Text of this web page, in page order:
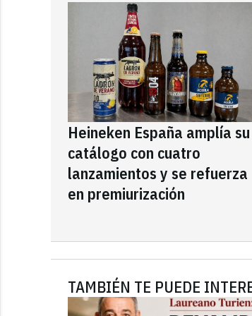
Heineken España amplía su
catálogo con cuatro
lanzamientos y se refuerza
en premiurización
TAMBIÉN TE PUEDE